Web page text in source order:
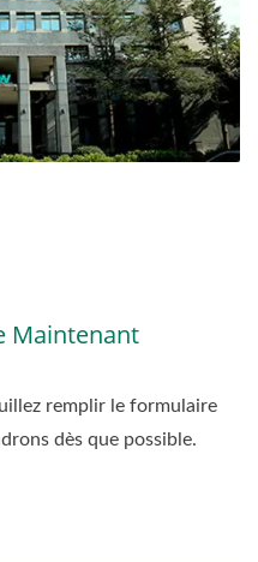
Maintenant
remplir le formulaire
dès que possible.